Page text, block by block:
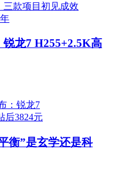
龙7 H255+2.5K高
衡”是玄学还是科